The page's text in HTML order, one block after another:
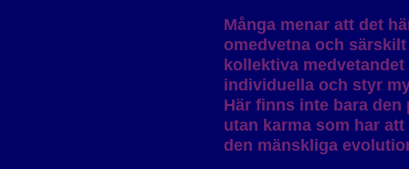
Många menar att det
omedvetna och
kollektiva
individuella och styr
Här finns inte bara
utan karma som har
den mänskliga